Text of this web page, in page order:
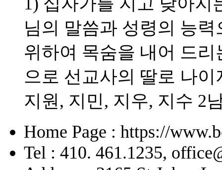
님의 말씀과 성령의 능
위하여 목숨을 내어 드
으로 선교사의 딸로 나
지원, 지민, 지우, 지수 2
Home Page : https://
Tel : 410. 461.1235,